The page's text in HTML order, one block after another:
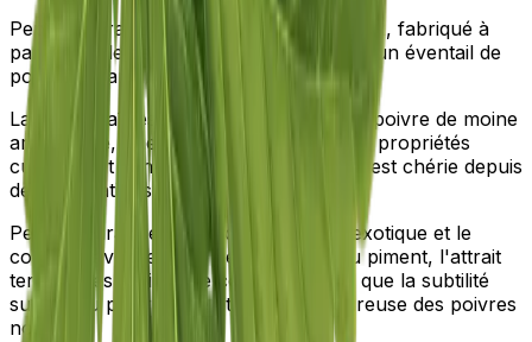
Pepper Paradise est un mélange délicieux, fabriqué à
partir d'huile de graines de chanvre et d'un éventail de
poivrons parfumés.
La pièce maîtresse de ce mélange est le poivre de moine
aromatique, une épice réputée pour ses propriétés
curatives et son essence parfumée, qui est chérie depuis
des générations.
Pepper Paradise prend cet ingrédient exotique et le
combine avec le coup de pied zesté du piment, l'attrait
terreux des graines de coriandre, ainsi que la subtilité
sucrée du poivre rose et l'épice savoureuse des poivres
noirs.